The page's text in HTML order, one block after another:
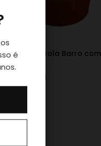
Caçarola Barro com
IVA Incl.
é